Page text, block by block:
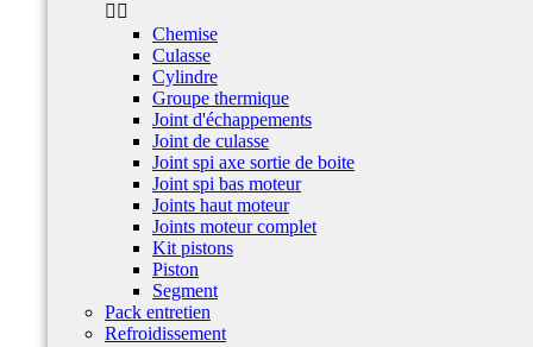
 
Chemise
Culasse
Cylindre
Groupe thermique
Joint d'échappements
Joint de culasse
Joint spi axe sortie de boite
Joint spi bas moteur
Joints haut moteur
Joints moteur complet
Kit pistons
Piston
Segment
Pack entretien
Refroidissement